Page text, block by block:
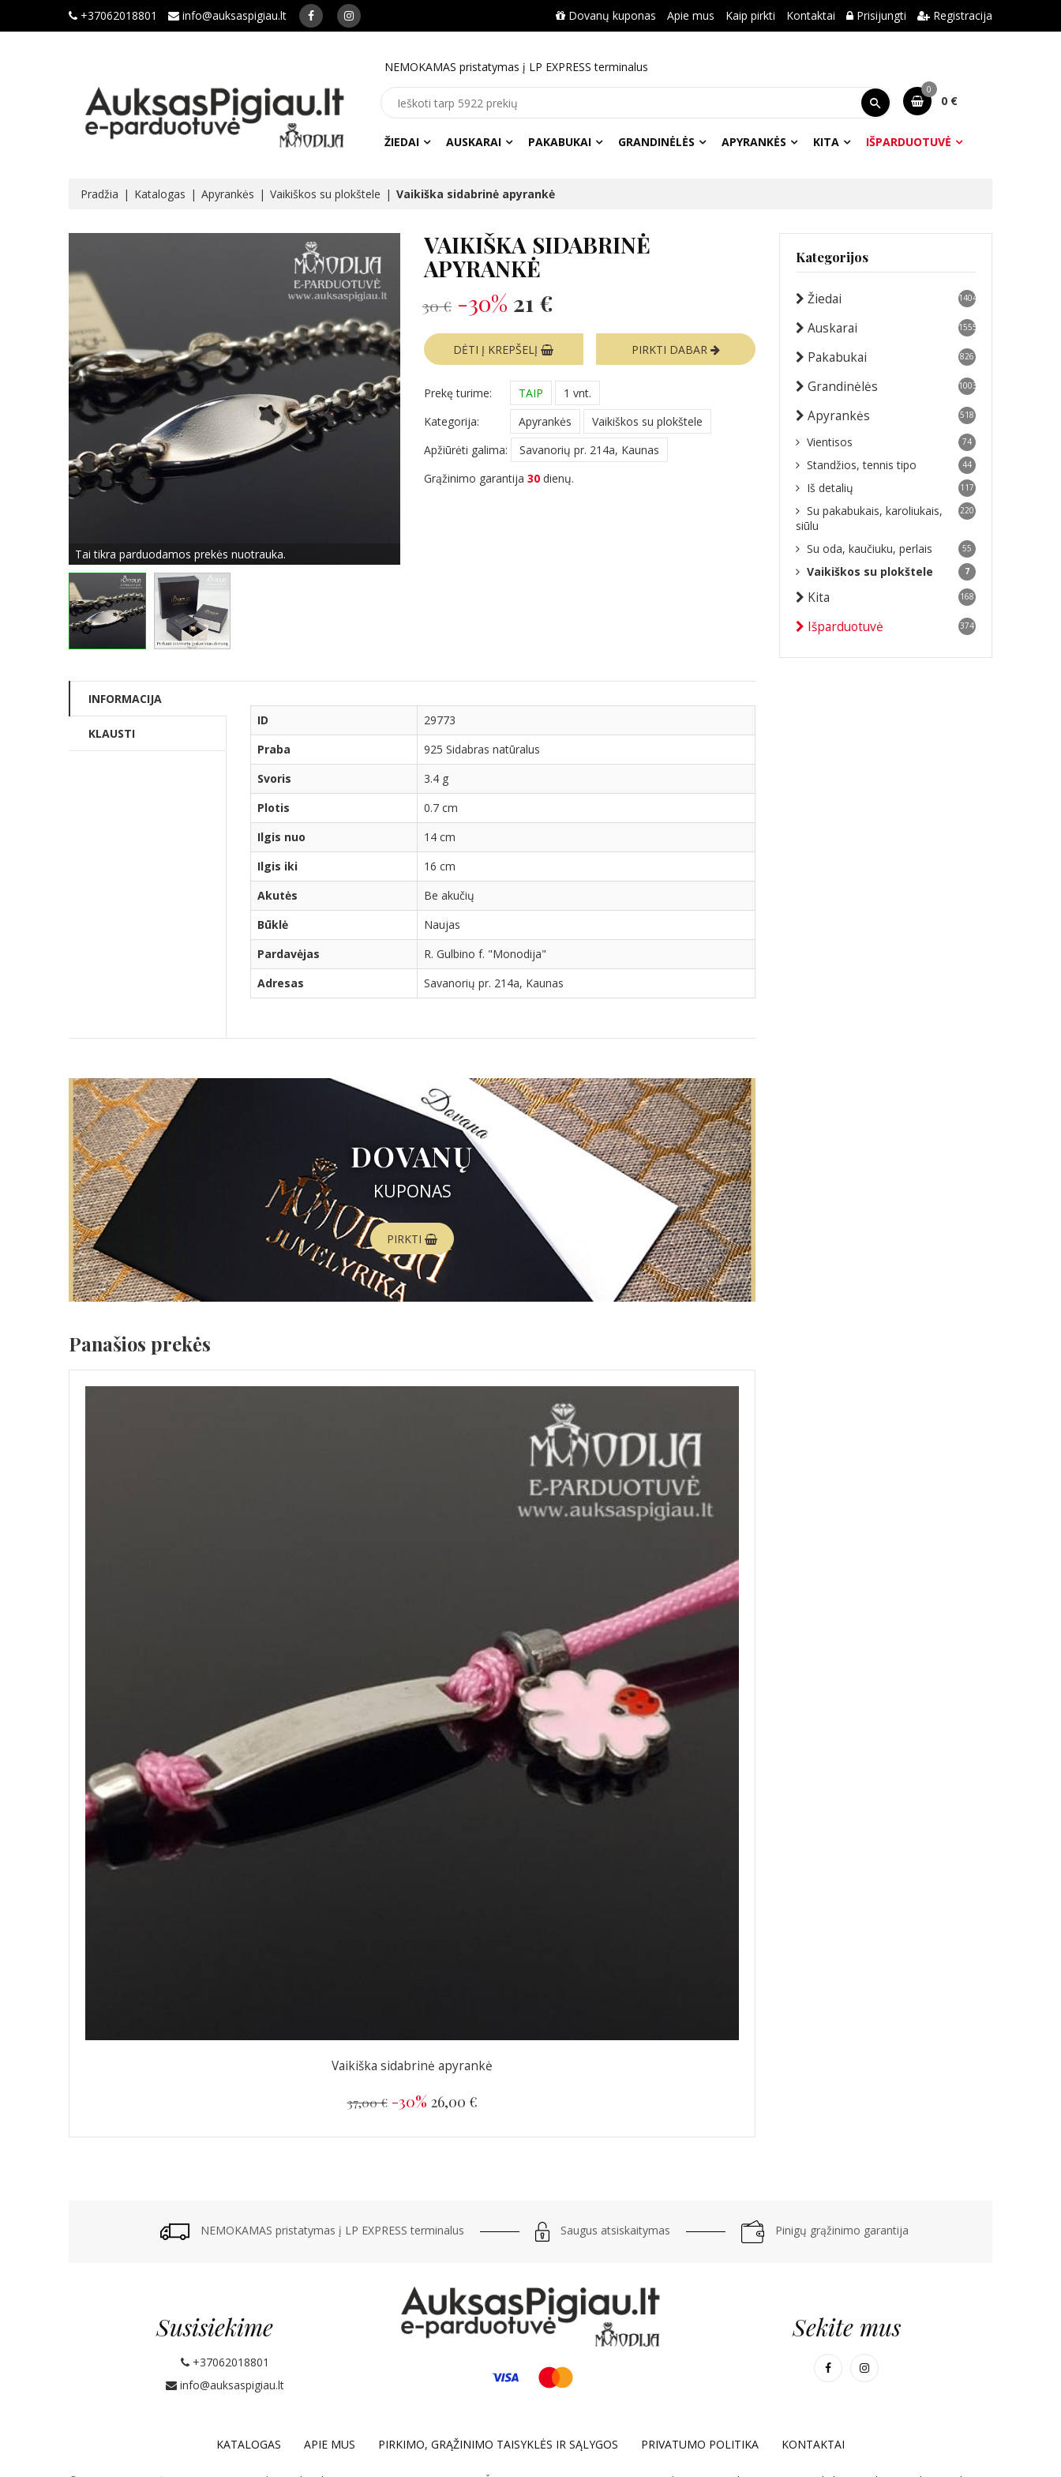
+37062018801 info@auksaspigiau.lt Dovanų kuponas Apie mus Kaip pirkti Kontaktai Prisijungti Registracija
NEMOKAMAS pristatymas į LP EXPRESS terminalus
0
0 €
ŽIEDAI AUSKARAI PAKABUKAI GRANDINĖLĖS APYRANKĖS KITA IŠPARDUOTUVĖ
Pradžia Katalogas Apyrankės Vaikiškos su plokštele Vaikiška sidabrinė apyrankė
Tai tikra parduodamos prekės nuotrauka.
VAIKIŠKA SIDABRINĖ
APYRANKĖ
30 € -30% 21 €
DĖTI Į KREPŠELĮ PIRKTI DABAR
Prekę turime: TAIP
1 vnt.
Kategorija:
Apyrankės
Vaikiškos su plokštele
Apžiūrėti galima:
Savanorių pr. 214a, Kaunas
Grąžinimo garantija 30 dienų.
INFORMACIJA
KLAUSTI
ID
29773
Praba
925 Sidabras natūralus
Svoris
3.4 g
Plotis
0.7 cm
Ilgis nuo
14 cm
Ilgis iki
16 cm
Akutės
Be akučių
Būklė
Naujas
Pardavėjas
R. Gulbino f. "Monodija"
Adresas
Savanorių pr. 214a, Kaunas
DOVANŲ
KUPONAS
PIRKTI
Panašios prekės
Vaikiška sidabrinė apyrankė
37,00 € -30% 26,00 €
Kategorijos
Žiedai 1404
Auskarai 1555
Pakabukai 826
Grandinėlės 1003
Apyrankės 518
Vientisos 74
Standžios, tennis tipo 44
Iš detalių 117
Su pakabukais, karoliukais,
siūlu
220
Su oda, kaučiuku, perlais 55
Vaikiškos su plokštele 7
Kita 168
Išparduotuvė 374
NEMOKAMAS pristatymas į LP EXPRESS terminalus Saugus atsiskaitymas Pinigų grąžinimo garantija
Susisiekime
+37062018801
info@auksaspigiau.lt
Sekite mus
KATALOGAS APIE MUS PIRKIMO, GRĄŽINIMO TAISYKLĖS IR SĄLYGOS PRIVATUMO POLITIKA KONTAKTAI